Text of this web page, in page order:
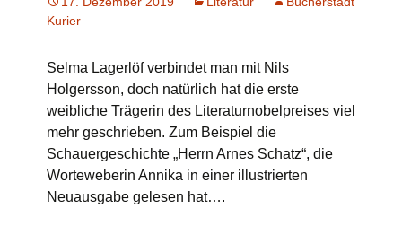
Kurier
Selma Lagerlöf verbindet man mit Nils
Holgersson, doch natürlich hat die erste
weibliche Trägerin des Literaturnobelpreises viel
mehr geschrieben. Zum Beispiel die
Schauergeschichte „Herrn Arnes Schatz“, die
Worteweberin Annika in einer illustrierten
Neuausgabe gelesen hat….